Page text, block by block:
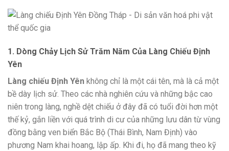
1. Dòng Chảy Lịch Sử Trăm Năm Của Làng Chiếu Định
Yên
Làng chiếu Định Yên không chỉ là một cái tên, mà là cả một
bề dày lịch sử. Theo các nhà nghiên cứu và những bậc cao
niên trong làng, nghề dệt chiếu ở đây đã có tuổi đời hơn một
thế kỷ, gắn liền với quá trình di cư của những lưu dân từ vùng
đồng bằng ven biển Bắc Bộ (Thái Bình, Nam Định) vào
phương Nam khai hoang, lập ấp. Khi đi, họ đã mang theo kỹ